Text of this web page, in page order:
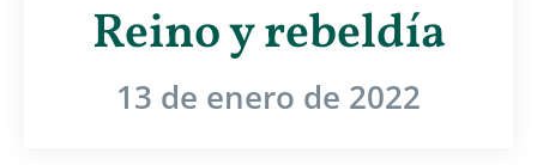
Reino y rebeldía
13 de enero de 2022